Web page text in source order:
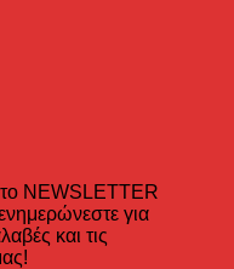
NEWSLETTER
για
και τις